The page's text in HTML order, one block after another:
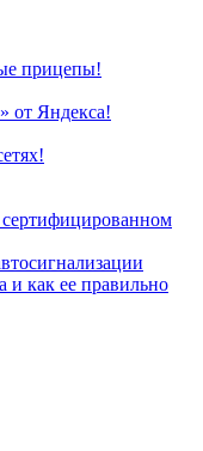
прицепы!
от Яндекса!
и как ее правильно